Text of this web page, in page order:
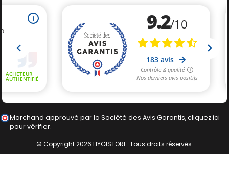
Marchand approuvé par la Société des Avis Garantis,cliquez ici
pour vérifier.
© Copyright 2026 HYGISTORE. Tous droits réservés.